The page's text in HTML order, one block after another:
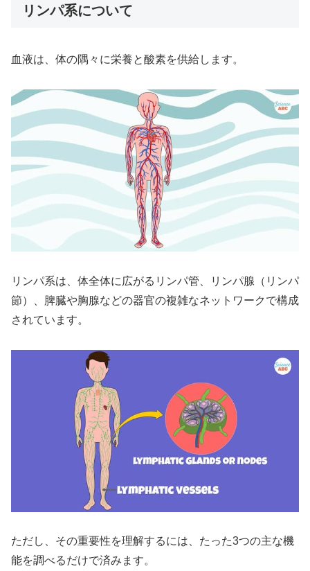
リンパ系について
血液は、体の隅々に栄養と酸素を供給します。
リンパ系は、体全体に広がるリンパ管、リンパ腺（リンパ
節）、脾臓や胸腺などの器官の複雑なネットワークで構成
されています。
ただし、その重要性を理解するには、たった3つの主な機
能を調べるだけで済みます。